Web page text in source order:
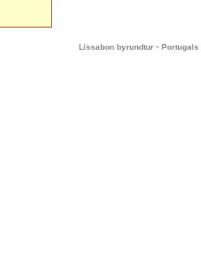
Lissabon byrundtur - Portugals